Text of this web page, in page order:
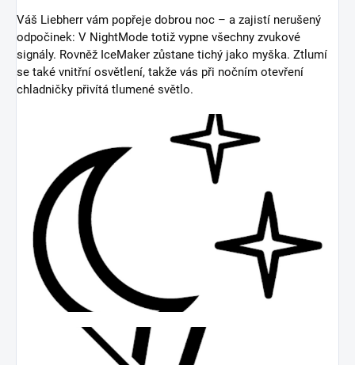
Váš Liebherr vám popřeje dobrou noc – a zajistí nerušený
odpočinek: V NightMode totiž vypne všechny zvukové
signály. Rovněž IceMaker zůstane tichý jako myška. Ztlumí
se také vnitřní osvětlení, takže vás při nočním otevření
chladničky přivítá tlumené světlo.